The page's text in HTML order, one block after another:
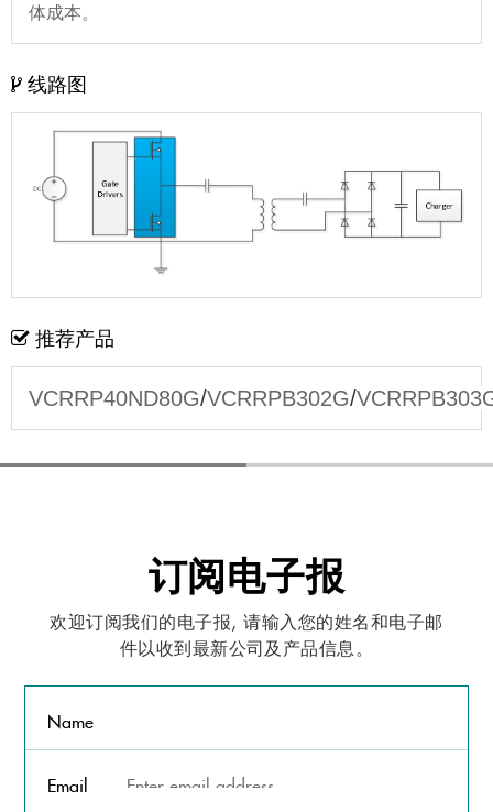
体成本。
线路图
推荐产品
VCRRP40ND80G/VCRRPB302G/
订阅电子报
欢迎订阅我们的电子报, 请输入您的姓名和电子邮
件以收到最新公司及产品信息。
Name
Email